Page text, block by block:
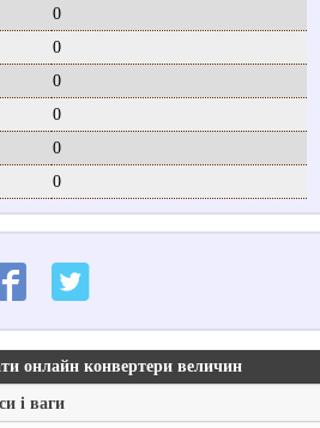
0
0
0
0
0
0
онлайн конвертери величин
і ваги